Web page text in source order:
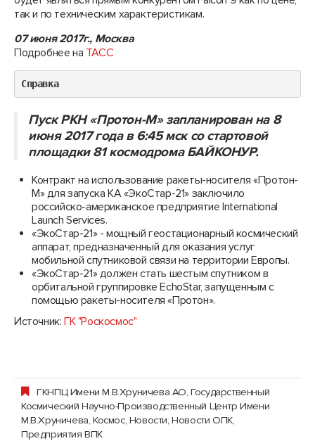
так и по техническим характеристикам.
07 июня 2017г., Москва
Подробнее на ТАСС
Справка
Пуск РКН «Протон-М» запланирован на 8
июня 2017 года в 6:45 мск со стартовой
площадки 81 космодрома БАЙКОНУР.
Контракт на использование ракеты-носителя «Протон-
М» для запуска КА «ЭкоСтар-21» заключило
российско-американское предприятие International
Launch Services.
«ЭкоСтар-21» - мощный геостационарный космический
аппарат, предназначенный для оказания услуг
мобильной спутниковой связи на территории Европы.
«ЭкоСтар-21» должен стать шестым спутником в
орбитальной группировке EchoStar, запущенным с
помощью ракеты-носителя «Протон».
Источник: ГК "Роскосмос"
ГКНПЦ Имени М.В.Хруничева АО, Государственный
Космический Научно-Производственный Центр Имени
М.В.Хруничева,Космос, Новости,Новости ОПК,
Предприятия ВПК